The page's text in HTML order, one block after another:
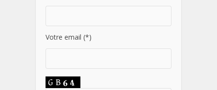
Votre email (*)